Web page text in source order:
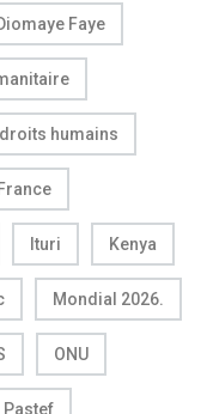
Faye
droits humains
France
Ituri Kenya
Mondial 2026.
ONU
Pastef